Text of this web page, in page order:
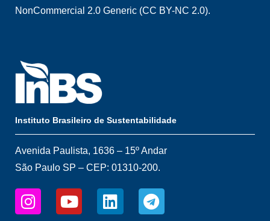
NonCommercial 2.0 Generic (CC BY-NC 2.0).
Instituto Brasileiro de Sustentabilidade
Avenida Paulista, 1636 – 15º Andar
São Paulo SP – CEP: 01310-200.